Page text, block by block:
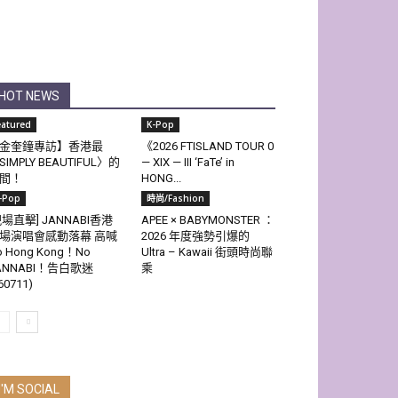
HOT NEWS
金奎鐘專訪】香港最
SIMPLY BEAUTIFUL〉的
！
K-Pop
《2026 FTISLAND TOUR 0
— XIX — III ‘FaTe’ in
HONG...
Pop
場直擊] JANNABI香港
演唱會感動落幕 高喊
Hong Kong！No
！告白歌迷
時尚/Fashion
APEE × BABYMONSTER ：
2026 年度強勢引爆的
Ultra – Kawaii 街頭時尚聯
乘
I'M SOCIAL